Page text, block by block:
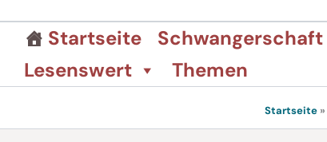
Startseite Schwangerschaft
Lesenswert
Themen
Startseite»